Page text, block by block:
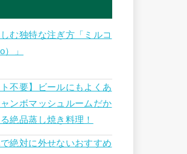
む独特な注ぎ方「ミルコ
）」
ト不要】ビールにもよくあ
ンボマッシュルームだか
絶品蒸し焼き料理！
絶対に外せないおすすめ